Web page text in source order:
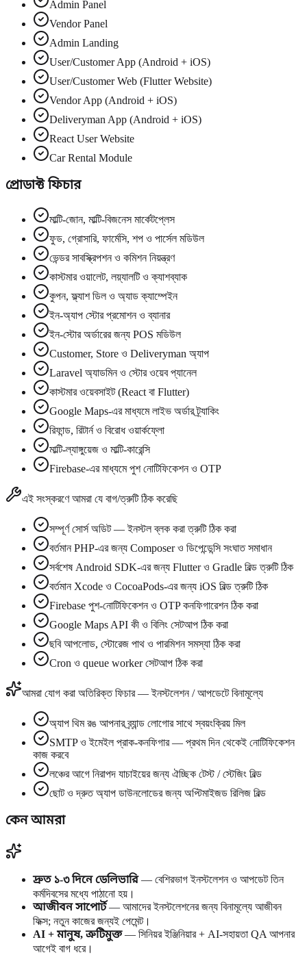
Admin Panel
Vendor Panel
Admin Landing
User/Customer App (Android + iOS)
User/Customer Web (Flutter Website)
Vendor App (Android + iOS)
Deliveryman App (Android + iOS)
React User Website
Car Rental Module
প্রোডাক্ট ফিচার
মাল্টি-জোন, মাল্টি-বিজনেস মার্কেটপ্লেস
ফুড, গ্রোসারি, ফার্মেসি, শপ ও পার্সেল মডিউল
ভেন্ডর সাবস্ক্রিপশন ও কমিশন নিয়ন্ত্রণ
কাস্টমার ওয়ালেট, লয়্যালটি ও ক্যাশব্যাক
কুপন, ফ্ল্যাশ ডিল ও অ্যাড ক্যাম্পেইন
ইন-অ্যাপ স্টোর প্রমোশন ও ব্যানার
ইন-স্টোর অর্ডারের জন্য POS মডিউল
Customer, Store ও Deliveryman অ্যাপ
Laravel অ্যাডমিন ও স্টোর ওয়েব প্যানেল
কাস্টমার ওয়েবসাইট (React বা Flutter)
Google Maps-এর মাধ্যমে লাইভ অর্ডার ট্র্যাকিং
রিফান্ড, রিটার্ন ও বিরোধ ওয়ার্কফ্লো
মাল্টি-ল্যাঙ্গুয়েজ ও মাল্টি-কারেন্সি
Firebase-এর মাধ্যমে পুশ নোটিফিকেশন ও OTP
এই সংস্করণে আমরা যে বাগ/ত্রুটি ঠিক করেছি
সম্পূর্ণ সোর্স অডিট — ইনস্টল ব্লক করা ত্রুটি ঠিক করা
বর্তমান PHP-এর জন্য Composer ও ডিপেন্ডেন্সি সংঘাত সমাধান
সর্বশেষ Android SDK-এর জন্য Flutter ও Gradle বিল্ড ত্রুটি ঠিক
বর্তমান Xcode ও CocoaPods-এর জন্য iOS বিল্ড ত্রুটি ঠিক
Firebase পুশ-নোটিফিকেশন ও OTP কনফিগারেশন ঠিক করা
Google Maps API কী ও বিলিং সেটআপ ঠিক করা
ছবি আপলোড, স্টোরেজ পাথ ও পারমিশন সমস্যা ঠিক করা
Cron ও queue worker সেটআপ ঠিক করা
আমরা যোগ করা অতিরিক্ত ফিচার — ইনস্টলেশন / আপডেটে বিনামূল্যে
অ্যাপ থিম রঙ আপনার ব্র্যান্ড লোগোর সাথে স্বয়ংক্রিয় মিল
SMTP ও ইমেইল প্রাক-কনফিগার — প্রথম দিন থেকেই নোটিফিকেশন
কাজ করবে
লঞ্চের আগে নিরাপদ যাচাইয়ের জন্য ঐচ্ছিক টেস্ট / স্টেজিং বিল্ড
ছোট ও দ্রুত অ্যাপ ডাউনলোডের জন্য অপ্টিমাইজড রিলিজ বিল্ড
কেন আমরা
দ্রুত ১-৩ দিনে ডেলিভারি— বেশিরভাগ ইনস্টলেশন ও আপডেট তিন
কর্মদিবসের মধ্যে পাঠানো হয়।
আজীবন সাপোর্ট— আমাদের ইনস্টলেশনের জন্য বিনামূল্যে আজীবন
ফিক্স; নতুন কাজের জন্যই পেমেন্ট।
AI + মানুষ, ত্রুটিমুক্ত— সিনিয়র ইঞ্জিনিয়ার + AI-সহায়তা QA আপনার
আগেই বাগ ধরে।